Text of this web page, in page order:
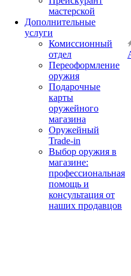
мастерской
Дополнительные
услуги
Комиссионный
отдел
Переоформление
оружия
Подарочные
карты
оружейного
магазина
Оружейный
Trade-in
Выбор оружия в
магазине:
профессиональная
помощь и
консультация от
наших продавцов